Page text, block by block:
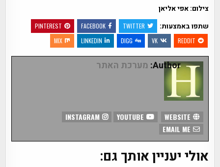
צילום: אפי אליאן
שתפו באמצעות:
TWITTER
FACEBOOK
PINTEREST
REDDIT
VK
DIGG
LINKEDIN
MIX
Author: מערכת האתר
INSTAGRAM
אולי יעניין אותך גם: